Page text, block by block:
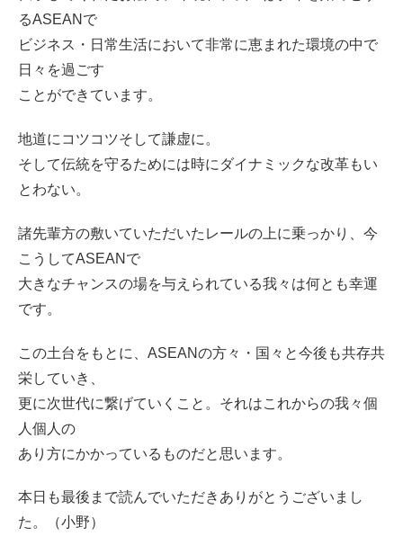
るASEANで
ビジネス・日常生活において非常に恵まれた環境の中で
日々を過ごす
ことができています。
地道にコツコツそして謙虚に。
そして伝統を守るためには時にダイナミックな改革もい
とわない。
諸先輩方の敷いていただいたレールの上に乗っかり、今
こうしてASEANで
大きなチャンスの場を与えられている我々は何とも幸運
です。
この土台をもとに、ASEANの方々・国々と今後も共存共
栄していき、
更に次世代に繋げていくこと。それはこれからの我々個
人個人の
あり方にかかっているものだと思います。
本日も最後まで読んでいただきありがとうございまし
た。（小野）